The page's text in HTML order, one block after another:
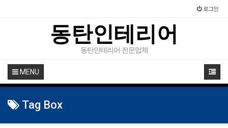
로그인
동탄인테리어
동탄인테리어 전문업체
MENU
Tag Box